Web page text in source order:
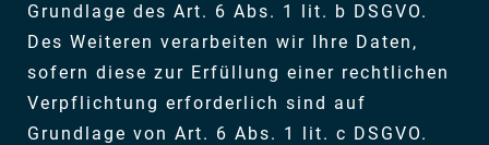
Grundlage des Art. 6 Abs. 1 lit. b DSGVO.
Des Weiteren verarbeiten wir Ihre Daten,
sofern diese zur Erfüllung einer rechtlichen
Verpflichtung erforderlich sind auf
Grundlage von Art. 6 Abs. 1 lit. c DSGVO.